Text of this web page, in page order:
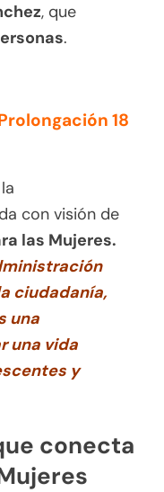
, que
.
18
con visión de
las Mujeres.
ciudadanía,
una
una vida
y
conecta